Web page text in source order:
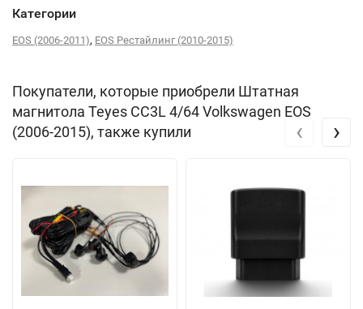
Категории
EOS (2006-2011), EOS Рестайлинг (2010-2015)
Покупатели, которые приобрели Штатная
магнитола Teyes CC3L 4/64 Volkswagen EOS
(2006-2015), также купили
‹ ›